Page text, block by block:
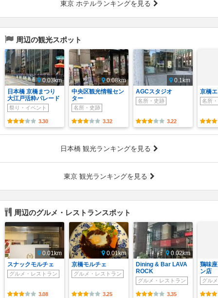
東京 ホテルランキングを見る
周辺の観光スポット
0.03km
日本橋 京橋まつり
大江戸活粋パレード
祭り・イベント
3.30
0.08km
中央区観光情報セン
ター
名所・史跡
3.32
0.1km
AGCスタジオ
名所・史跡
3.22
京橋
名所
日本橋 観光ランキングを見る
東京 観光ランキングを見る
周辺のグルメ・レストランスポット
0.01km
スナックモルチェ
グルメ・レストラン
3.08
0.01km
京橋モルチェ
グルメ・レストラン
3.25
0.02km
Dining & Bar LAVA
ROCK
グルメ・レストラン
3.35
鶏味
ン店
グル